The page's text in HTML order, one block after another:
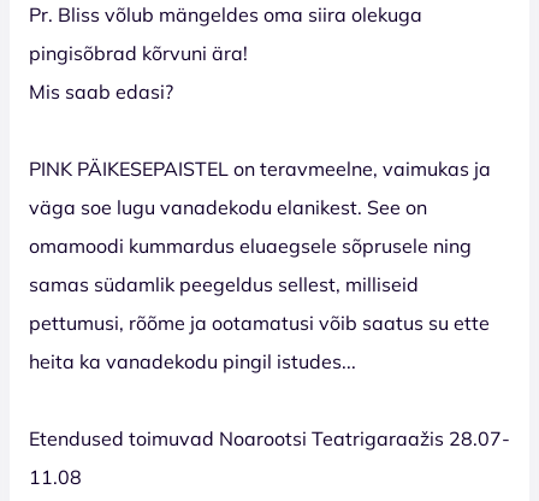
Pr. Bliss võlub mängeldes oma siira olekuga
pingisõbrad kõrvuni ära!
Mis saab edasi?
PINK PÄIKESEPAISTEL on teravmeelne, vaimukas ja
väga soe lugu vanadekodu elanikest. See on
omamoodi kummardus eluaegsele sõprusele ning
samas südamlik peegeldus sellest, milliseid
pettumusi, rõõme ja ootamatusi võib saatus su ette
heita ka vanadekodu pingil istudes...
Etendused toimuvad Noarootsi Teatrigaraažis 28.07-
11.08